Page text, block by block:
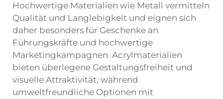
Hochwertige Materialien wie Metall vermitteln
Qualität und Langlebigkeit und eignen sich
daher besonders für Geschenke an
Führungskräfte und hochwertige
Marketingkampagnen. Acrylmaterialien
bieten überlegene Gestaltungsfreiheit und
visuelle Attraktivität, während
umweltfreundliche Optionen mit